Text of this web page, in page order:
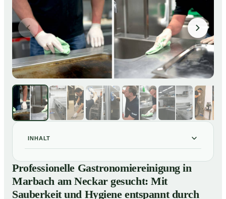
INHALT
01 Professionelle Gastronomiereinigung in Marbach am
Neckar gesucht: Mit Sauberkeit und Hygiene
entspannt durch die amtliche Kontrolle
Professionelle Gastronomiereinigung in
Marbach am Neckar gesucht: Mit
Sauberkeit und Hygiene entspannt durch